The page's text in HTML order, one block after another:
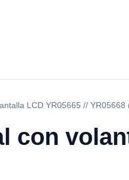
LCD YR05665 // YR05668
con